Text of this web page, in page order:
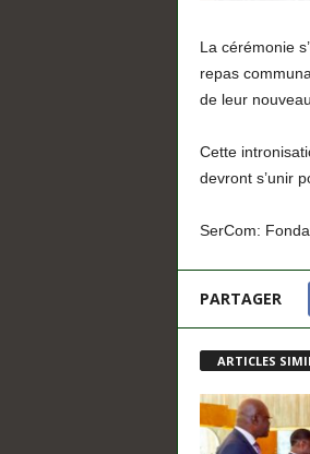
La cérémonie
repas
de leur
Cette
devront s’unir
SerCom:
PARTAGER
ARTICLES